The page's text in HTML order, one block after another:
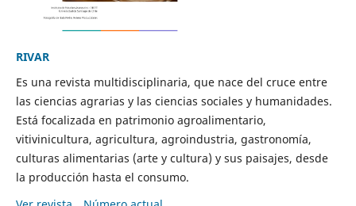
RIVAR
Es una revista multidisciplinaria, que nace del cruce entre
las ciencias agrarias y las ciencias sociales y humanidades.
Está focalizada en patrimonio agroalimentario,
vitivinicultura, agricultura, agroindustria, gastronomía,
culturas alimentarias (arte y cultura) y sus paisajes, desde
la producción hasta el consumo.